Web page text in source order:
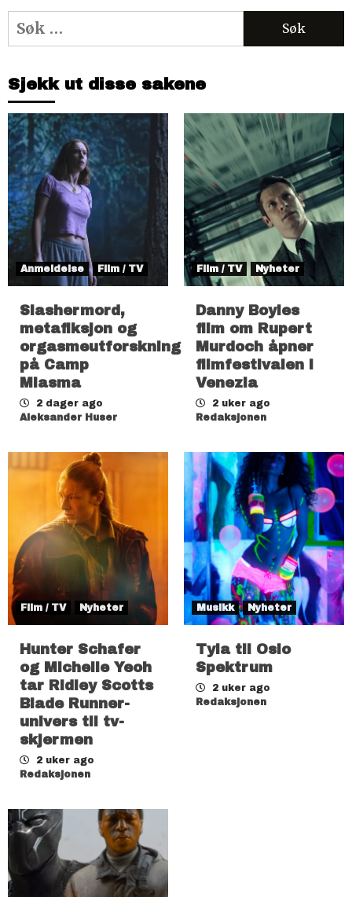
Søk
etter:
Sjekk ut disse sakene
Anmeldelse Film / TV
Slashermord,
metafiksjon og
orgasmeutforskning
på Camp
Miasma
2 dager ago
Aleksander Huser
Film / TV Nyheter
Danny Boyles
film om Rupert
Murdoch åpner
filmfestivalen i
Venezia
2 uker ago
Redaksjonen
Film / TV Nyheter
Hunter Schafer
og Michelle Yeoh
tar Ridley Scotts
Blade Runner-
univers til tv-
skjermen
2 uker ago
Redaksjonen
Musikk Nyheter
Tyla til Oslo
Spektrum
2 uker ago
Redaksjonen